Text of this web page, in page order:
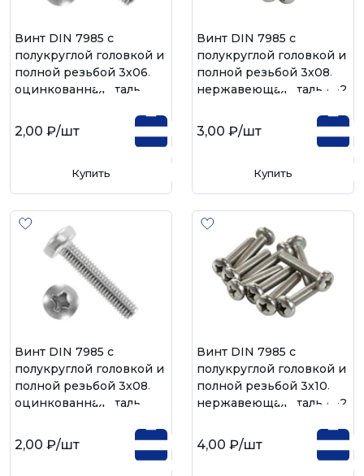
Винт DIN 7985 с
полукруглой головкой и
полной резьбой 3х06,
оцинкованная сталь
2,00 ₽/шт
Купить
Винт DIN 7985 с
полукруглой головкой и
полной резьбой 3х08,
нержавеющая сталь А-2
3,00 ₽/шт
Купить
Винт DIN 7985 с
полукруглой головкой и
полной резьбой 3х08,
оцинкованная сталь
2,00 ₽/шт
Винт DIN 7985 с
полукруглой головкой и
полной резьбой 3х10,
нержавеющая сталь А-2
4,00 ₽/шт